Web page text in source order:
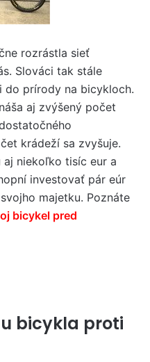
rozrástla sieť
Slováci tak stále
do prírody na bicykloch.
aj zvýšený počet
krádeží sa zvyšuje.
niekoľko tisíc eur a
investovať pár eúr
majetku. Poznáte
bicykel pred
bicykla proti